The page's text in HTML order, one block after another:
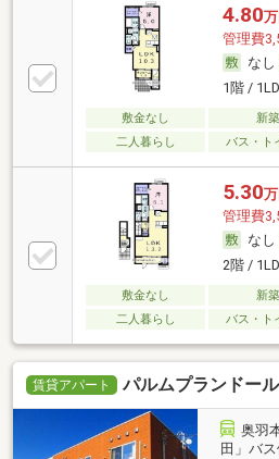
4.80
管理費
なし
1階 /
敷金なし 新築
二人暮らし
バス・ト
5.30
管理費
なし
2階 /
敷金なし 新築
二人暮らし
バス・ト
賃貸アパート パルムプランドール
奥羽
田」バ